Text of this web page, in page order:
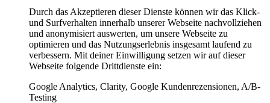
Durch das Akzeptieren dieser Dienste können wir das Klick-
und Surfverhalten innerhalb unserer Webseite nachvollziehen
und anonymisiert auswerten, um unsere Webseite zu
optimieren und das Nutzungserlebnis insgesamt laufend zu
verbessern. Mit deiner Einwilligung setzen wir auf dieser
Webseite folgende Drittdienste ein:
Google Analytics, Clarity, Google Kundenrezensionen, A/B-
Testing